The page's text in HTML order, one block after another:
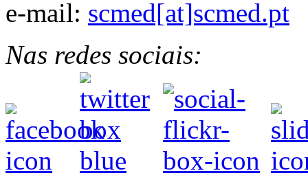
e-mail: scmed[at]scmed.pt
Nas redes sociais: